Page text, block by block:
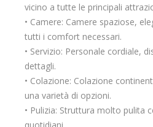
vicino a tutte le principali
• Camere: Camere spaziose,
tutti i comfort necessari.
• Servizio: Personale cordiale,
dettagli.
• Colazione: Colazione
una varietà di opzioni.
• Pulizia: Struttura molto pulita
quotidiani.